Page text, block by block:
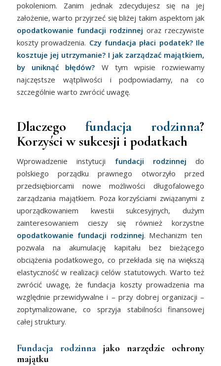
pokoleniom. Zanim jednak zdecydujesz się na jej
założenie, warto przyjrzeć się bliżej takim aspektom jak
opodatkowanie fundacji rodzinnej oraz rzeczywiste
koszty prowadzenia. Czy fundacja płaci podatek? Ile
kosztuje jej utrzymanie? I jak zarządzać majątkiem,
by uniknąć błędów? W tym wpisie rozwiewamy
najczęstsze wątpliwości i podpowiadamy, na co
szczególnie warto zwrócić uwagę.
Dlaczego fundacja rodzinna?
Korzyści w sukcesji i podatkach
Wprowadzenie instytucji fundacji rodzinnej do
polskiego porządku prawnego otworzyło przed
przedsiębiorcami nowe możliwości długofalowego
zarządzania majątkiem. Poza korzyściami związanymi z
uporządkowaniem kwestii sukcesyjnych, dużym
zainteresowaniem cieszy się również korzystne
opodatkowanie fundacji rodzinnej. Mechanizm ten
pozwala na akumulację kapitału bez bieżącego
obciążenia podatkowego, co przekłada się na większą
elastyczność w realizacji celów statutowych. Warto też
zwrócić uwagę, że fundacja koszty prowadzenia ma
względnie przewidywalne i – przy dobrej organizacji –
zoptymalizowane, co sprzyja stabilności finansowej
całej struktury.
Fundacja rodzinnajako narzędzie ochrony
majątku